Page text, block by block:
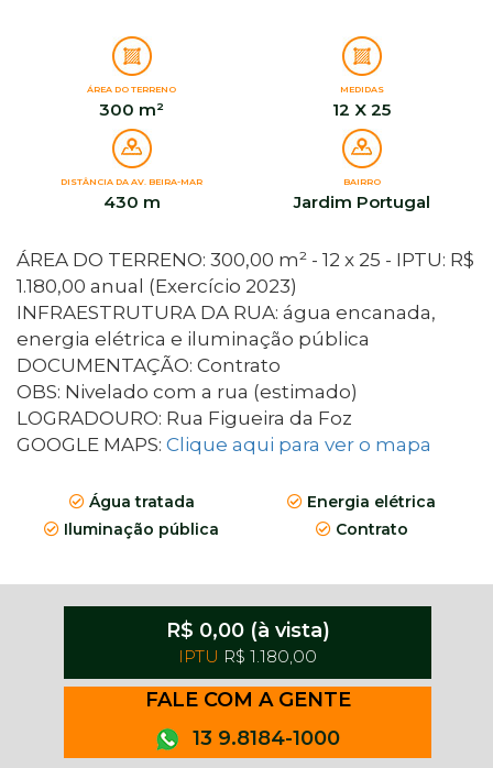
ÁREA DO TERRENO
300 m²
MEDIDAS
12 X 25
DISTÂNCIA DA AV. BEIRA-MAR
430 m
BAIRRO
Jardim Portugal
ÁREA DO TERRENO: 300,00 m² - 12 x 25 - IPTU: R$
1.180,00 anual (Exercício 2023)
INFRAESTRUTURA DA RUA: água encanada,
energia elétrica e iluminação pública
DOCUMENTAÇÃO: Contrato
OBS: Nivelado com a rua (estimado)
LOGRADOURO: Rua Figueira da Foz
GOOGLE MAPS: Clique aqui para ver o mapa
Água tratada
Energia elétrica
Iluminação pública
Contrato
R$ 0,00 (à vista)
IPTU R$ 1.180,00
FALE COM A GENTE
13 9.8184-1000